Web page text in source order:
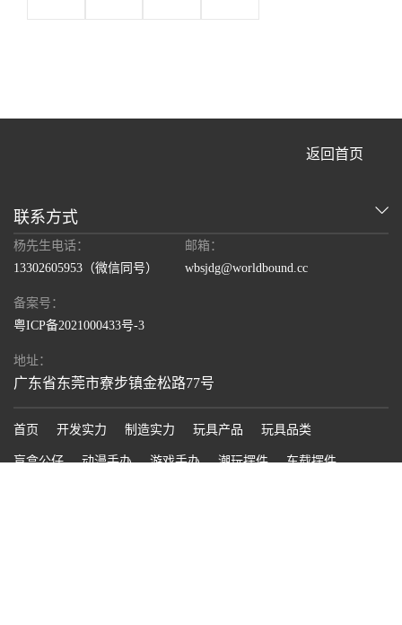
返回首页
联系方式
杨先生电话：
13302605953 （微信同号）
邮箱：
wbsjdg@worldbound.cc
备案号：
粤ICP备2021000433号-3
地址：
广东省东莞市寮步镇金松路77号
首页 开发实力 制造实力 玩具产品
玩具品类
盲盒公仔
动漫手办 游戏手办 潮玩摆件
车载摆件